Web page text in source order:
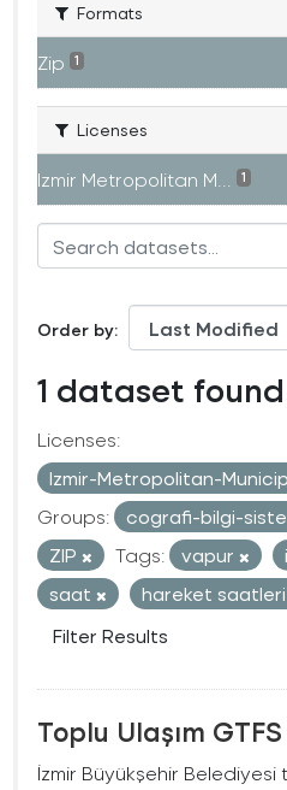
Formats
Zip 1
Licenses
Izmir Metropolitan M... 1
Order by
1 dataset found
Licenses:
Izmir-Metropolitan-
Groups:
cografi-bilgi-
ZIP
Tags: vapur
saat
hareket saatleri
Filter Results
Toplu Ulaşım
İzmir Büyükşehir Belediyesi